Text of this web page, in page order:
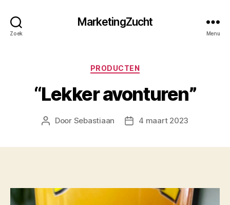
Zoek
MarketingZucht
Menu
Categorieën
PRODUCTEN
“Lekker avonturen”
Berichtauteur
Door Sebastiaan Berichtdatum
4 maart 2023